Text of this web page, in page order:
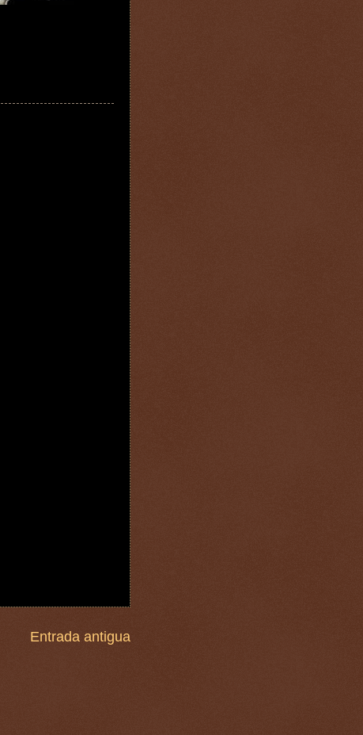
Entrada antigua